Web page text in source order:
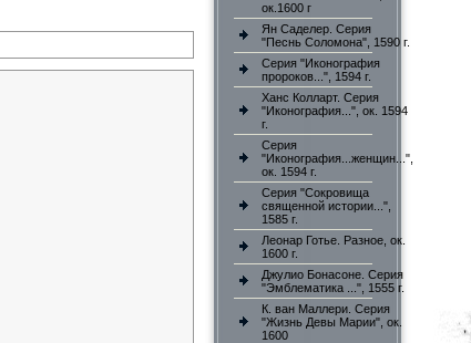
ок.1600 г
Ян Саделер. Серия
"Песнь Соломона", 1590 г.
Серия "Иконография
пророков...", 1594 г.
Ханс Колларт. Серия
"Иконография...", ок. 1594
г.
Серия
"Иконография...женщин...",
ок. 1594 г.
Серия "Сокровища
священной истории...",
1585 г.
Леонар Готье. Разное, ок.
1600 г.
Джулио Бонасоне. Серия
"Эмблематика ...", 1555 г.
К. ван Маллери. Серия
"Жизнь Девы Марии", ок.
1600